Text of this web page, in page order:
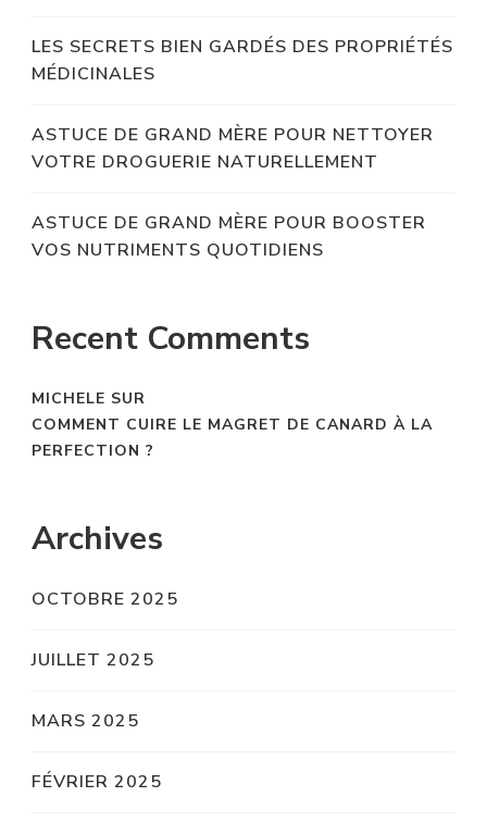
LES SECRETS BIEN GARDÉS DES PROPRIÉTÉS
MÉDICINALES
ASTUCE DE GRAND MÈRE POUR NETTOYER
VOTRE DROGUERIE NATURELLEMENT
ASTUCE DE GRAND MÈRE POUR BOOSTER
VOS NUTRIMENTS QUOTIDIENS
Recent Comments
MICHELE SUR
COMMENT CUIRE LE MAGRET DE CANARD À LA
PERFECTION ?
Archives
OCTOBRE 2025
JUILLET 2025
MARS 2025
FÉVRIER 2025